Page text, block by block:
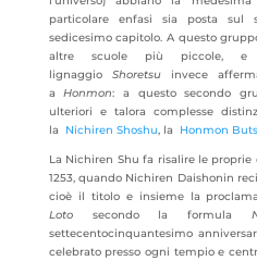
particolare enfasi sia posta sul
sedicesimo capitolo. A questo
altre scuole più piccole,
lignaggio Shoretsu invece
aHonmon: a questo secondo
ulteriori e talora complesse
la
Nichiren Shoshu, la Honmon
La Nichiren Shu fa risalire le
1253, quando Nichiren Daishonin
cioè il titolo e insieme la
Lotosecondo la formula
settecentocinquantesimo
celebrato presso ogni tempio e